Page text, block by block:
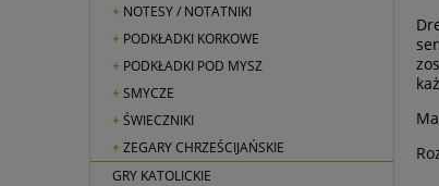
NOTESY / NOTATNIKI
PODKŁADKI KORKOWE
PODKŁADKI POD MYSZ
SMYCZE
ŚWIECZNIKI
ZEGARY CHRZEŚCIJAŃSKIE
GRY KATOLICKIE